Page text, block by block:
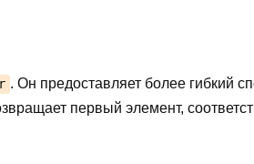
. Он предоставляет более гибкий
первый элемент,